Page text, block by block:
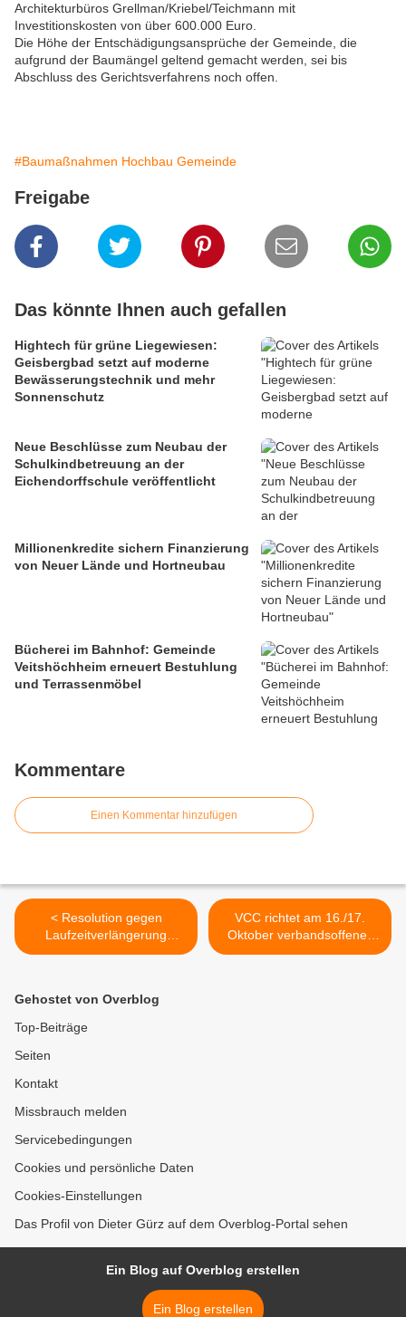
Architekturbüros Grellman/Kriebel/Teichmann mit
Investitionskosten von über 600.000 Euro.
Die Höhe der Entschädigungsansprüche der Gemeinde, die
aufgrund der Baumängel geltend gemacht werden, sei bis
Abschluss des Gerichtsverfahrens noch offen.
#Baumaßnahmen Hochbau Gemeinde
Freigabe
Das könnte Ihnen auch gefallen
Hightech für grüne Liegewiesen:
Geisbergbad setzt auf moderne
Bewässerungstechnik und mehr
Sonnenschutz
Neue Beschlüsse zum Neubau der
Schulkindbetreuung an der
Eichendorffschule veröffentlicht
Millionenkredite sichern Finanzierung
von Neuer Lände und Hortneubau
Bücherei im Bahnhof: Gemeinde
Veitshöchheim erneuert Bestuhlung
und Terrassenmöbel
Kommentare
Einen Kommentar hinzufügen
< Resolution gegen
Laufzeitverlängerung
Atomkraftwerk
VCC richtet am 16./17.
Oktober verbandsoffenes
Qualifikationsturnier
Gehostet von Overblog
Top-Beiträge
Seiten
Kontakt
Missbrauch melden
Servicebedingungen
Cookies und persönliche Daten
Cookies-Einstellungen
Das Profil von Dieter Gürz auf dem Overblog-Portal sehen
Ein Blog auf Overblog erstellen
Ein Blog erstellen